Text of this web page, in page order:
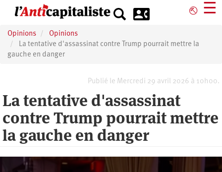
principal
⎋ ☰
Opinions
Opinions
La tentative d'assassinat contre Trump pourrait mettre la
gauche en danger
Publié le Mercredi 29 avril 2026 à 10h00.
La tentative d'assassinat
contre Trump pourrait mettre
la gauche en danger